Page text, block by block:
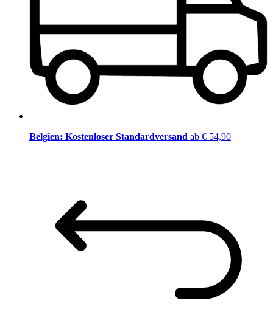
Belgien: Kostenloser Standardversand ab € 54,90